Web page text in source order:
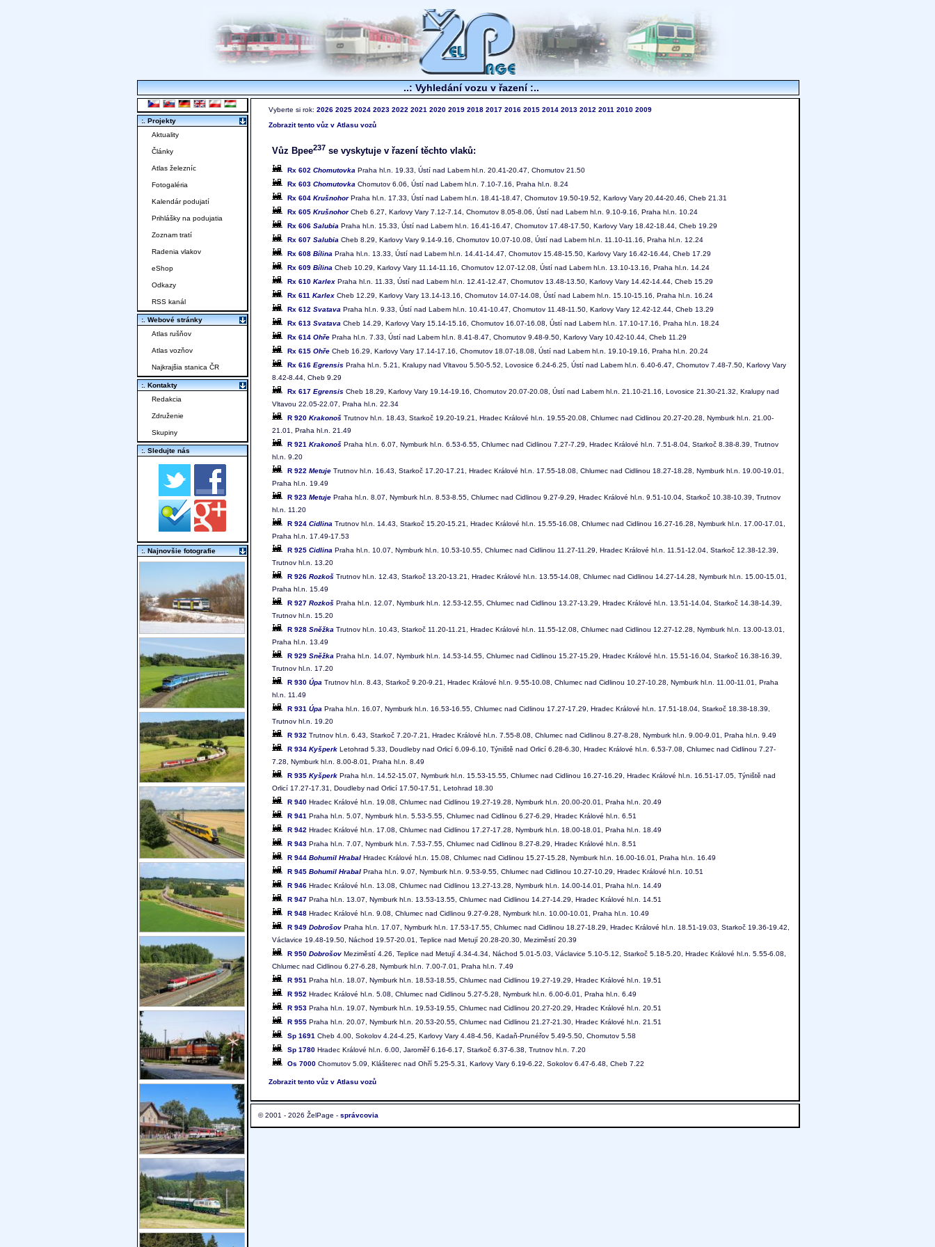
..: Vyhledání vozu v řazení :..
Vyberte si rok: 2026 2025 2024 2023 2022 2021 2020 2019 2018 2017 2016 2015 2014 2013 2012 2011 2010 2009
Zobrazit tento vůz v Atlasu vozů
Vůz Bpee237 se vyskytuje v řazení těchto vlaků:
Rx 602 Chomutovka Praha hl.n. 19.33, Ústí nad Labem hl.n. 20.41-20.47, Chomutov 21.50
Rx 603 Chomutovka Chomutov 6.06, Ústí nad Labem hl.n. 7.10-7.16, Praha hl.n. 8.24
Rx 604 KrušnohorPraha hl.n. 17.33, Ústí nad Labem hl.n. 18.41-18.47, Chomutov 19.50-19.52, Karlovy Vary 20.44-20.46, Cheb 21.31
Rx 605 KrušnohorCheb 6.27, Karlovy Vary 7.12-7.14, Chomutov 8.05-8.06, Ústí nad Labem hl.n. 9.10-9.16, Praha hl.n. 10.24
Rx 606 Salubia Praha hl.n. 15.33, Ústí nad Labem hl.n. 16.41-16.47, Chomutov 17.48-17.50, Karlovy Vary 18.42-18.44, Cheb 19.29
Rx 607 Salubia Cheb 8.29, Karlovy Vary 9.14-9.16, Chomutov 10.07-10.08, Ústí nad Labem hl.n. 11.10-11.16, Praha hl.n. 12.24
Rx 608 Bílina Praha hl.n. 13.33, Ústí nad Labem hl.n. 14.41-14.47, Chomutov 15.48-15.50, Karlovy Vary 16.42-16.44, Cheb 17.29
Rx 609 Bílina Cheb 10.29, Karlovy Vary 11.14-11.16, Chomutov 12.07-12.08, Ústí nad Labem hl.n. 13.10-13.16, Praha hl.n. 14.24
Rx 610 Karlex Praha hl.n. 11.33, Ústí nad Labem hl.n. 12.41-12.47, Chomutov 13.48-13.50, Karlovy Vary 14.42-14.44, Cheb 15.29
Rx 611 Karlex Cheb 12.29, Karlovy Vary 13.14-13.16, Chomutov 14.07-14.08, Ústí nad Labem hl.n. 15.10-15.16, Praha hl.n. 16.24
Rx 612 Svatava Praha hl.n. 9.33, Ústí nad Labem hl.n. 10.41-10.47, Chomutov 11.48-11.50, Karlovy Vary 12.42-12.44, Cheb 13.29
Rx 613 Svatava Cheb 14.29, Karlovy Vary 15.14-15.16, Chomutov 16.07-16.08, Ústí nad Labem hl.n. 17.10-17.16, Praha hl.n. 18.24
Rx 614 Ohře Praha hl.n. 7.33, Ústí nad Labem hl.n. 8.41-8.47, Chomutov 9.48-9.50, Karlovy Vary 10.42-10.44, Cheb 11.29
Rx 615 Ohře Cheb 16.29, Karlovy Vary 17.14-17.16, Chomutov 18.07-18.08, Ústí nad Labem hl.n. 19.10-19.16, Praha hl.n. 20.24
Rx 616 Egrensis Praha hl.n. 5.21, Kralupy nad Vltavou 5.50-5.52, Lovosice 6.24-6.25, Ústí nad Labem hl.n. 6.40-6.47, Chomutov 7.48-7.50, Karlovy Vary
8.42-8.44, Cheb 9.29
Rx 617 Egrensis Cheb 18.29, Karlovy Vary 19.14-19.16, Chomutov 20.07-20.08, Ústí nad Labem hl.n. 21.10-21.16, Lovosice 21.30-21.32, Kralupy nad
Vltavou 22.05-22.07, Praha hl.n. 22.34
R 920 Krakonoš Trutnov hl.n. 18.43, Starkoč 19.20-19.21, Hradec Králové hl.n. 19.55-20.08, Chlumec nad Cidlinou 20.27-20.28, Nymburk hl.n. 21.00-
21.01, Praha hl.n. 21.49
R 921 Krakonoš Praha hl.n. 6.07, Nymburk hl.n. 6.53-6.55, Chlumec nad Cidlinou 7.27-7.29, Hradec Králové hl.n. 7.51-8.04, Starkoč 8.38-8.39, Trutnov
hl.n. 9.20
R 922 Metuje Trutnov hl.n. 16.43, Starkoč 17.20-17.21, Hradec Králové hl.n. 17.55-18.08, Chlumec nad Cidlinou 18.27-18.28, Nymburk hl.n. 19.00-19.01,
Praha hl.n. 19.49
R 923 Metuje Praha hl.n. 8.07, Nymburk hl.n. 8.53-8.55, Chlumec nad Cidlinou 9.27-9.29, Hradec Králové hl.n. 9.51-10.04, Starkoč 10.38-10.39, Trutnov
hl.n. 11.20
R 924 Cidlina Trutnov hl.n. 14.43, Starkoč 15.20-15.21, Hradec Králové hl.n. 15.55-16.08, Chlumec nad Cidlinou 16.27-16.28, Nymburk hl.n. 17.00-17.01,
Praha hl.n. 17.49-17.53
R 925 Cidlina Praha hl.n. 10.07, Nymburk hl.n. 10.53-10.55, Chlumec nad Cidlinou 11.27-11.29, Hradec Králové hl.n. 11.51-12.04, Starkoč 12.38-12.39,
Trutnov hl.n. 13.20
R 926 Rozkoš Trutnov hl.n. 12.43, Starkoč 13.20-13.21, Hradec Králové hl.n. 13.55-14.08, Chlumec nad Cidlinou 14.27-14.28, Nymburk hl.n. 15.00-15.01,
Praha hl.n. 15.49
R 927 Rozkoš Praha hl.n. 12.07, Nymburk hl.n. 12.53-12.55, Chlumec nad Cidlinou 13.27-13.29, Hradec Králové hl.n. 13.51-14.04, Starkoč 14.38-14.39,
Trutnov hl.n. 15.20
R 928 Sněžka Trutnov hl.n. 10.43, Starkoč 11.20-11.21, Hradec Králové hl.n. 11.55-12.08, Chlumec nad Cidlinou 12.27-12.28, Nymburk hl.n. 13.00-13.01,
Praha hl.n. 13.49
R 929 Sněžka Praha hl.n. 14.07, Nymburk hl.n. 14.53-14.55, Chlumec nad Cidlinou 15.27-15.29, Hradec Králové hl.n. 15.51-16.04, Starkoč 16.38-16.39,
Trutnov hl.n. 17.20
R 930 Úpa Trutnov hl.n. 8.43, Starkoč 9.20-9.21, Hradec Králové hl.n. 9.55-10.08, Chlumec nad Cidlinou 10.27-10.28, Nymburk hl.n. 11.00-11.01, Praha
hl.n. 11.49
R 931 Úpa Praha hl.n. 16.07, Nymburk hl.n. 16.53-16.55, Chlumec nad Cidlinou 17.27-17.29, Hradec Králové hl.n. 17.51-18.04, Starkoč 18.38-18.39,
Trutnov hl.n. 19.20
R 932 Trutnov hl.n. 6.43, Starkoč 7.20-7.21, Hradec Králové hl.n. 7.55-8.08, Chlumec nad Cidlinou 8.27-8.28, Nymburk hl.n. 9.00-9.01, Praha hl.n. 9.49
R 934 Kyšperk Letohrad 5.33, Doudleby nad Orlicí 6.09-6.10, Týniště nad Orlicí 6.28-6.30, Hradec Králové hl.n. 6.53-7.08, Chlumec nad Cidlinou 7.27-
7.28, Nymburk hl.n. 8.00-8.01, Praha hl.n. 8.49
R 935 Kyšperk Praha hl.n. 14.52-15.07, Nymburk hl.n. 15.53-15.55, Chlumec nad Cidlinou 16.27-16.29, Hradec Králové hl.n. 16.51-17.05, Týniště nad
Orlicí 17.27-17.31, Doudleby nad Orlicí 17.50-17.51, Letohrad 18.30
R 940 Hradec Králové hl.n. 19.08, Chlumec nad Cidlinou 19.27-19.28, Nymburk hl.n. 20.00-20.01, Praha hl.n. 20.49
R 941 Praha hl.n. 5.07, Nymburk hl.n. 5.53-5.55, Chlumec nad Cidlinou 6.27-6.29, Hradec Králové hl.n. 6.51
R 942 Hradec Králové hl.n. 17.08, Chlumec nad Cidlinou 17.27-17.28, Nymburk hl.n. 18.00-18.01, Praha hl.n. 18.49
R 943 Praha hl.n. 7.07, Nymburk hl.n. 7.53-7.55, Chlumec nad Cidlinou 8.27-8.29, Hradec Králové hl.n. 8.51
R 944 Bohumil Hrabal Hradec Králové hl.n. 15.08, Chlumec nad Cidlinou 15.27-15.28, Nymburk hl.n. 16.00-16.01, Praha hl.n. 16.49
R 945 Bohumil Hrabal Praha hl.n. 9.07, Nymburk hl.n. 9.53-9.55, Chlumec nad Cidlinou 10.27-10.29, Hradec Králové hl.n. 10.51
R 946 Hradec Králové hl.n. 13.08, Chlumec nad Cidlinou 13.27-13.28, Nymburk hl.n. 14.00-14.01, Praha hl.n. 14.49
R 947 Praha hl.n. 13.07, Nymburk hl.n. 13.53-13.55, Chlumec nad Cidlinou 14.27-14.29, Hradec Králové hl.n. 14.51
R 948 Hradec Králové hl.n. 9.08, Chlumec nad Cidlinou 9.27-9.28, Nymburk hl.n. 10.00-10.01, Praha hl.n. 10.49
R 949 Dobrošov Praha hl.n. 17.07, Nymburk hl.n. 17.53-17.55, Chlumec nad Cidlinou 18.27-18.29, Hradec Králové hl.n. 18.51-19.03, Starkoč 19.36-19.42,
Václavice 19.48-19.50, Náchod 19.57-20.01, Teplice nad Metují 20.28-20.30, Meziměstí 20.39
R 950 Dobrošov Meziměstí 4.26, Teplice nad Metují 4.34-4.34, Náchod 5.01-5.03, Václavice 5.10-5.12, Starkoč 5.18-5.20, Hradec Králové hl.n. 5.55-6.08,
Chlumec nad Cidlinou 6.27-6.28, Nymburk hl.n. 7.00-7.01, Praha hl.n. 7.49
R 951 Praha hl.n. 18.07, Nymburk hl.n. 18.53-18.55, Chlumec nad Cidlinou 19.27-19.29, Hradec Králové hl.n. 19.51
R 952 Hradec Králové hl.n. 5.08, Chlumec nad Cidlinou 5.27-5.28, Nymburk hl.n. 6.00-6.01, Praha hl.n. 6.49
R 953 Praha hl.n. 19.07, Nymburk hl.n. 19.53-19.55, Chlumec nad Cidlinou 20.27-20.29, Hradec Králové hl.n. 20.51
R 955 Praha hl.n. 20.07, Nymburk hl.n. 20.53-20.55, Chlumec nad Cidlinou 21.27-21.30, Hradec Králové hl.n. 21.51
Sp 1691 Cheb 4.00, Sokolov 4.24-4.25, Karlovy Vary 4.48-4.56, Kadaň-Prunéřov 5.49-5.50, Chomutov 5.58
Sp 1780 Hradec Králové hl.n. 6.00, Jaroměř 6.16-6.17, Starkoč 6.37-6.38, Trutnov hl.n. 7.20
Os 7000 Chomutov 5.09, Klášterec nad Ohří 5.25-5.31, Karlovy Vary 6.19-6.22, Sokolov 6.47-6.48, Cheb 7.22
Zobrazit tento vůz v Atlasu vozů
© 2001 - 2026 ŽelPage - správcovia
:. Projekty
Aktuality
Články
Atlas železníc
Fotogaléria
Kalendár podujatí
Prihlášky na podujatia
Zoznam tratí
Radenia vlakov
eShop
Odkazy
RSS kanál
:. Webové stránky
Atlas rušňov
Atlas vozňov
Najkrajšia stanica ČR
:. Kontakty
Redakcia
Združenie
Skupiny
:. Sledujte nás
:. Najnovšie fotografie